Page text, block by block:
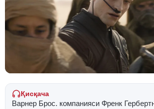
Қисқача
Варнер Брос. компанияси Френк